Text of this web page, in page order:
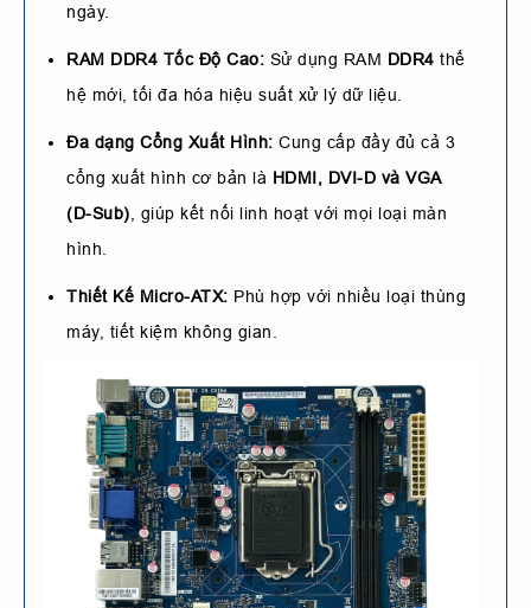
ngày.
RAM DDR4 Tốc Độ Cao: Sử dụng RAM DDR4 thế
hệ mới, tối đa hóa hiệu suất xử lý dữ liệu.
Đa dạng Cổng Xuất Hình: Cung cấp đầy đủ cả 3
cổng xuất hình cơ bản là HDMI, DVI-D và VGA
(D-Sub), giúp kết nối linh hoạt với mọi loại màn
hình.
Thiết Kế Micro-ATX: Phù hợp với nhiều loại thùng
máy, tiết kiệm không gian.